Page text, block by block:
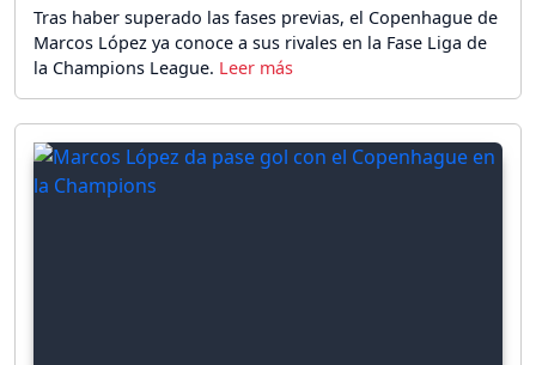
Tras haber superado las fases previas, el Copenhague de
Marcos López ya conoce a sus rivales en la Fase Liga de
la Champions League.